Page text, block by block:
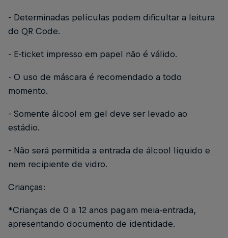
- Determinadas películas podem dificultar a leitura
do QR Code.
- E-ticket impresso em papel não é válido.
- O uso de máscara é recomendado a todo
momento.
- Somente álcool em gel deve ser levado ao
estádio.
- Não será permitida a entrada de álcool líquido e
nem recipiente de vidro.
Crianças:
*Crianças de 0 a 12 anos pagam meia-entrada,
apresentando documento de identidade.